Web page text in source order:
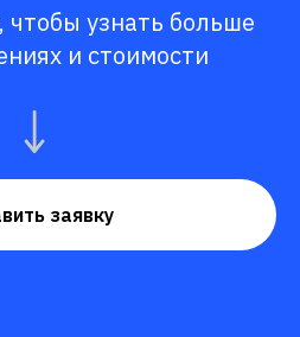
узнать больше
и стоимости
заявку